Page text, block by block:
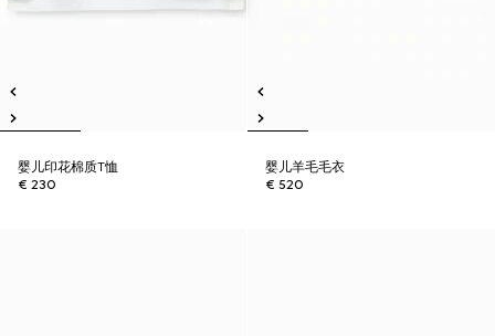
婴儿印花棉质T恤
€ 230
婴儿羊毛毛衣
€ 520